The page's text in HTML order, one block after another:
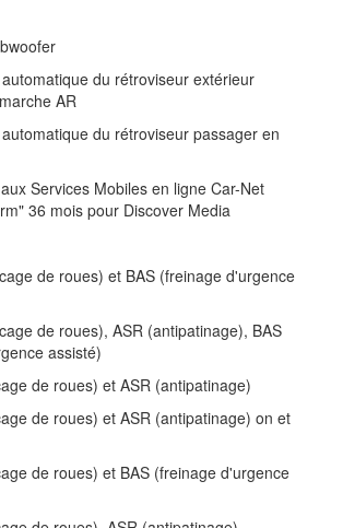
du rétroviseur extérieur
AR
du rétroviseur passager en
Services Mobiles en ligne Car-Net
36 mois pour Discover Media
de roues) et BAS (freinage d'urgence
de roues), ASR (antipatinage), BAS
assisté)
de roues) et ASR (antipatinage)
de roues) et ASR (antipatinage) on et
de roues) et BAS (freinage d'urgence